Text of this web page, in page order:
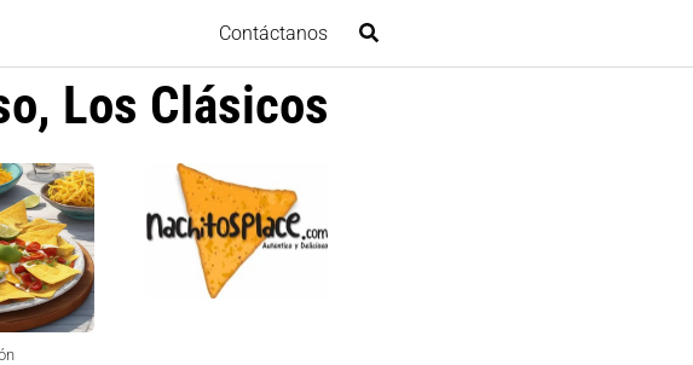
Contáctanos
Los Clásicos